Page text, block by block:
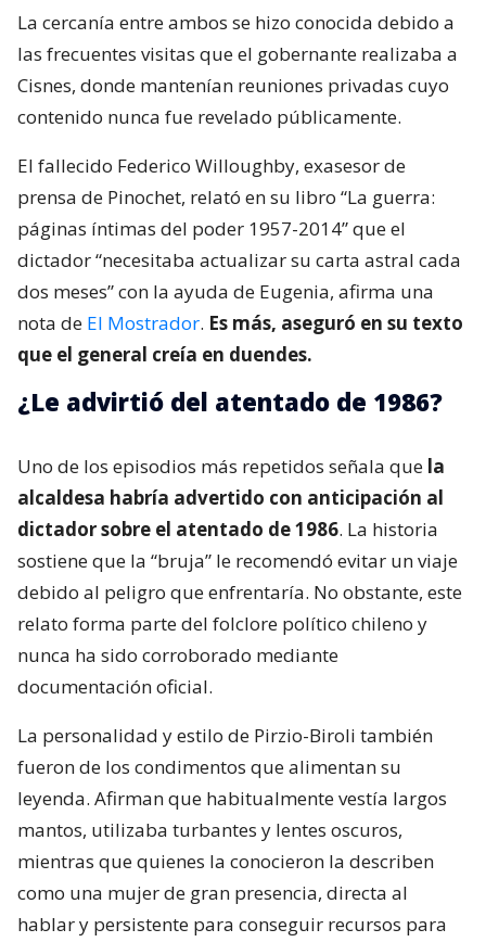
La cercanía entre ambos se hizo conocida debido a
las frecuentes visitas que el gobernante realizaba a
Cisnes, donde mantenían reuniones privadas cuyo
contenido nunca fue revelado públicamente.
El fallecido Federico Willoughby, exasesor de
prensa de Pinochet, relató en su libro “La guerra:
páginas íntimas del poder 1957-2014” que el
dictador “necesitaba actualizar su carta astral cada
dos meses” con la ayuda de Eugenia, afirma una
nota de El Mostrador. Es más, aseguró en su texto
que el general creía en duendes.
¿Le advirtió del atentado de 1986?
Uno de los episodios más repetidos señala que la
alcaldesa habría advertido con anticipación al
dictador sobre el atentado de 1986. La historia
sostiene que la “bruja” le recomendó evitar un viaje
debido al peligro que enfrentaría. No obstante, este
relato forma parte del folclore político chileno y
nunca ha sido corroborado mediante
documentación oficial.
La personalidad y estilo de Pirzio-Biroli también
fueron de los condimentos que alimentan su
leyenda. Afirman que habitualmente vestía largos
mantos, utilizaba turbantes y lentes oscuros,
mientras que quienes la conocieron la describen
como una mujer de gran presencia, directa al
hablar y persistente para conseguir recursos para